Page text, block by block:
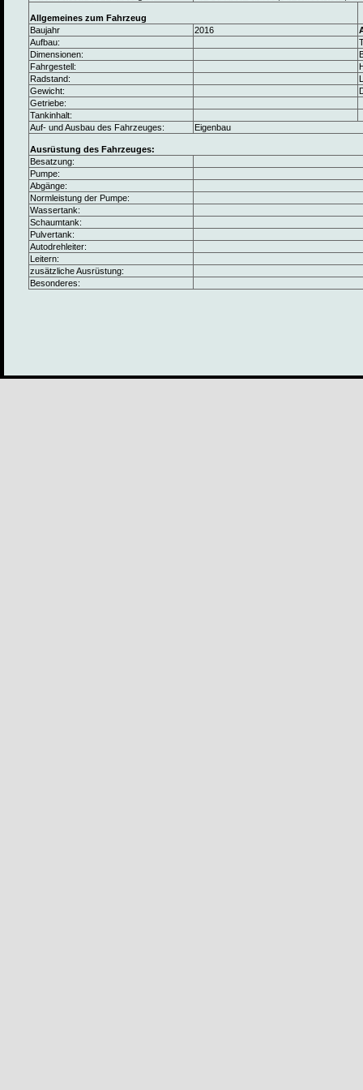
Allgemeines zum Fahrzeug
Baujahr
2016
Aufbau:
Dimensionen:
Fahrgestell:
Radstand:
Gewicht:
Getriebe:
Tankinhalt:
Auf- und Ausbau des Fahrzeuges:
Eigenbau
Ausrüstung des Fahrzeuges:
Besatzung:
Pumpe:
Abgänge:
Normleistung der Pumpe:
Wassertank:
Schaumtank:
Pulvertank:
Autodrehleiter:
Leitern:
zusätzliche Ausrüstung:
Besonderes: